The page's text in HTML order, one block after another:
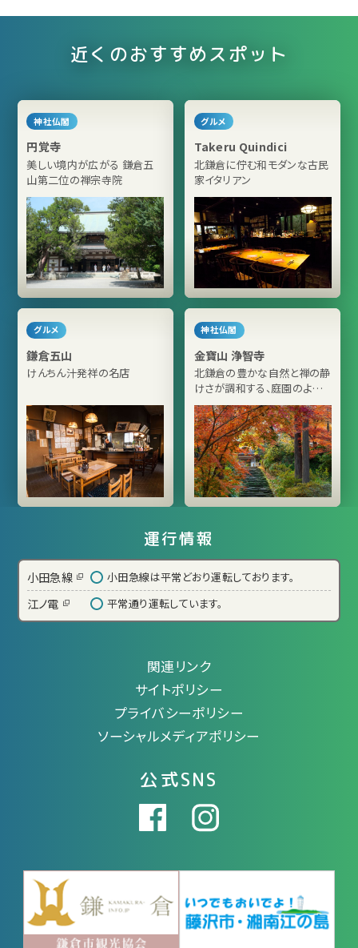
近くのおすすめスポット
神社仏閣
円覚寺
美しい境内が広がる 鎌倉五
山第二位の禅宗寺院
グルメ
Takeru Quindici
北鎌倉に佇む和モダンな古民
家イタリアン
グルメ
鎌倉五山
けんちん汁発祥の名店
神社仏閣
金寶山 浄智寺
北鎌倉の豊かな自然と禅の静
けさが調和する、庭園のよう
な禅寺
運行情報
小田急線 小田急線は平常どおり運転しております。
江ノ電 平常通り運転しています。
関連リンク
サイトポリシー
プライバシーポリシー
ソーシャルメディアポリシー
公式SNS